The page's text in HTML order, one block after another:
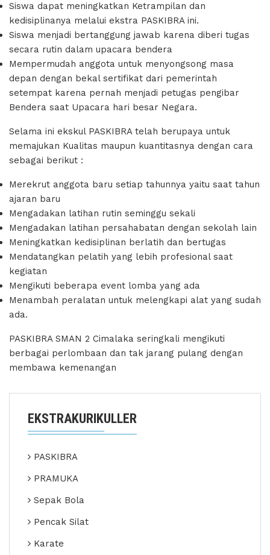
Siswa dapat meningkatkan Ketrampilan dan
kedisiplinanya melalui ekstra PASKIBRA ini.
Siswa menjadi bertanggung jawab karena diberi tugas
secara rutin dalam upacara bendera
Mempermudah anggota untuk menyongsong masa
depan dengan bekal sertifikat dari pemerintah
setempat karena pernah menjadi petugas pengibar
Bendera saat Upacara hari besar Negara.
Selama ini ekskul PASKIBRA telah berupaya untuk
memajukan Kualitas maupun kuantitasnya dengan cara
sebagai berikut :
Merekrut anggota baru setiap tahunnya yaitu saat tahun
ajaran baru
Mengadakan latihan rutin seminggu sekali
Mengadakan latihan persahabatan dengan sekolah lain
Meningkatkan kedisiplinan berlatih dan bertugas
Mendatangkan pelatih yang lebih profesional saat
kegiatan
Mengikuti beberapa event lomba yang ada
Menambah peralatan untuk melengkapi alat yang sudah
ada.
PASKIBRA SMAN 2 Cimalaka seringkali mengikuti
berbagai perlombaan dan tak jarang pulang dengan
membawa kemenangan
EKSTRAKURIKULLER
PASKIBRA
PRAMUKA
Sepak Bola
Pencak Silat
Karate